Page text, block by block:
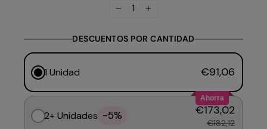
DESCUENTOS POR CANTIDAD
1 Unidad €91,06
Ahorra
2+ Unidades -5% €173,02
€182,12